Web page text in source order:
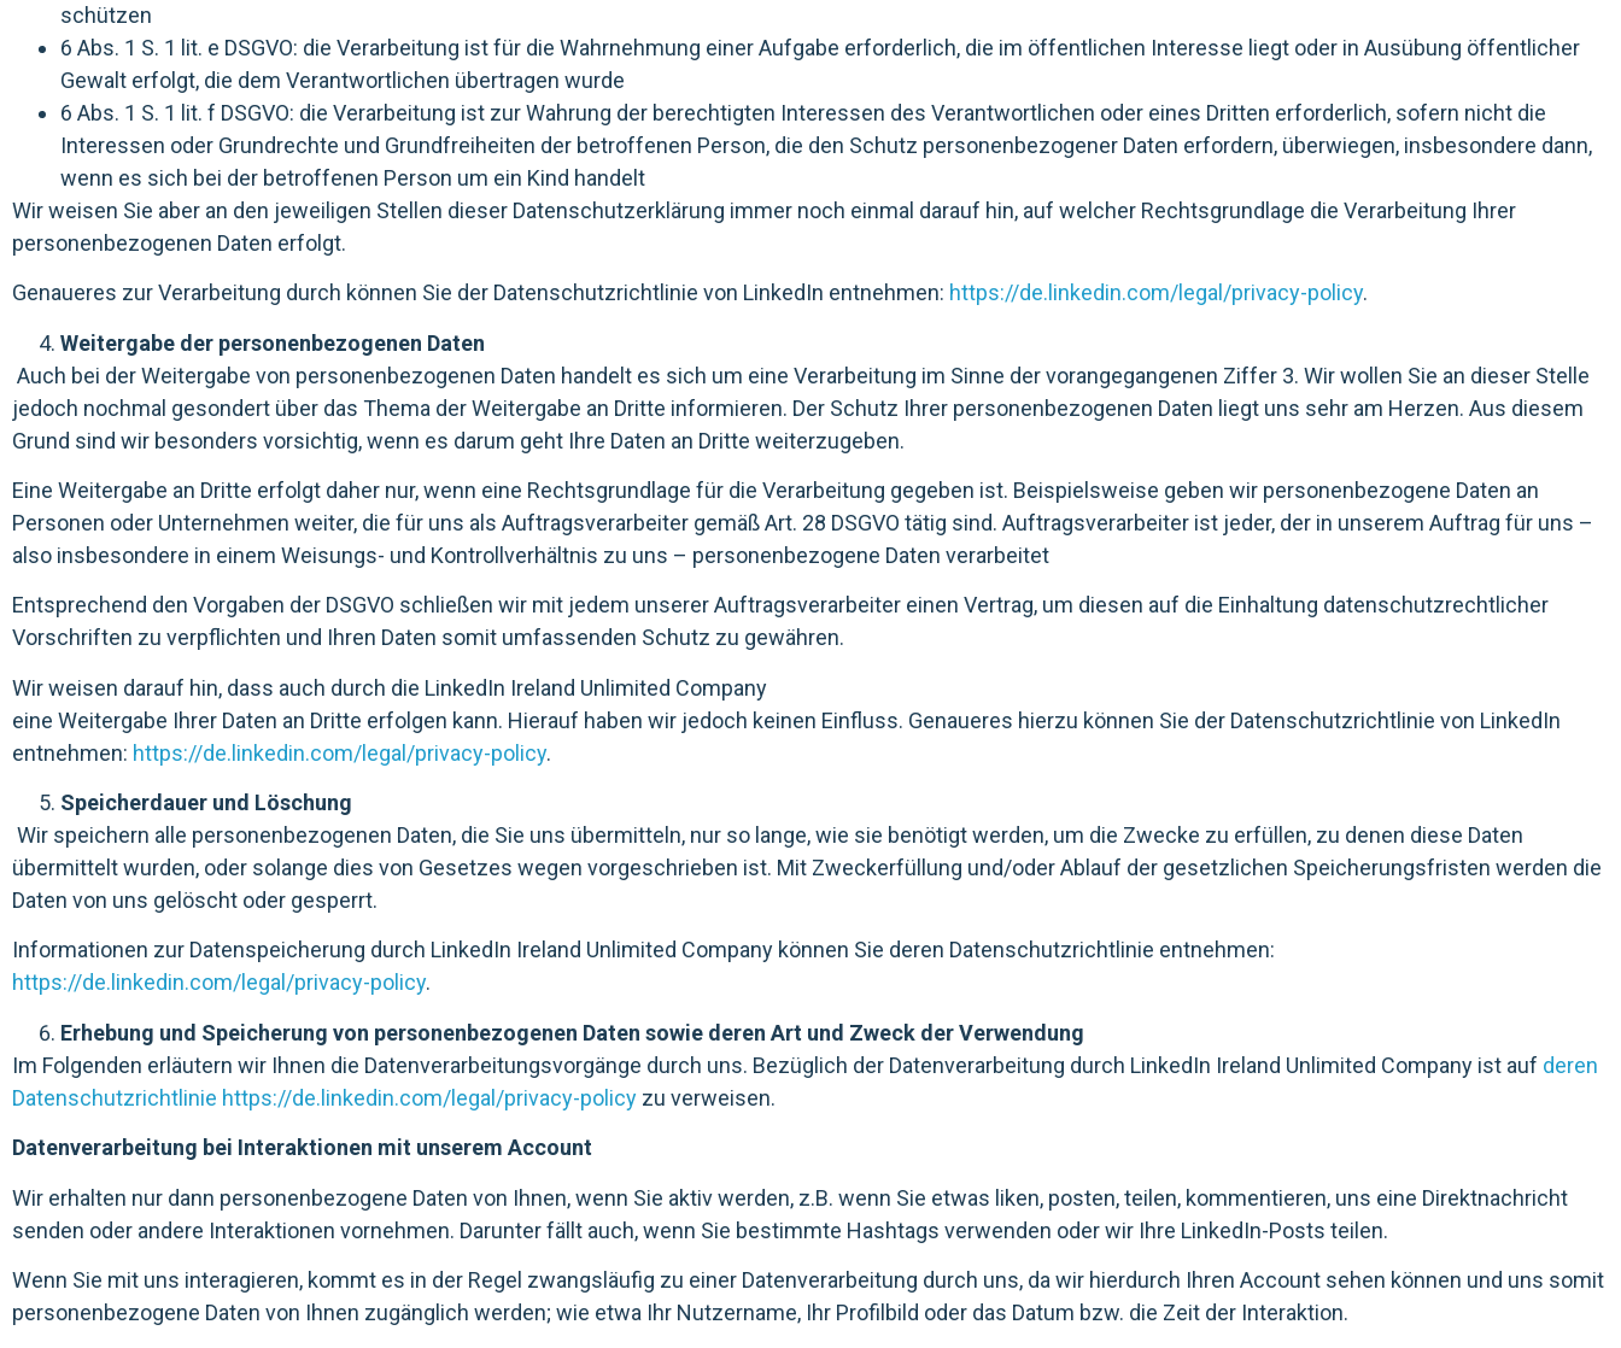
schützen
6 Abs. 1 S. 1 lit. e DSGVO: die Verarbeitung ist für die Wahrnehmung einer Aufgabe erforderlich, die im öffentlichen Interesse liegt oder in Ausübung öffentlicher
Gewalt erfolgt, die dem Verantwortlichen übertragen wurde
6 Abs. 1 S. 1 lit. f DSGVO: die Verarbeitung ist zur Wahrung der berechtigten Interessen des Verantwortlichen oder eines Dritten erforderlich, sofern nicht die
Interessen oder Grundrechte und Grundfreiheiten der betroffenen Person, die den Schutz personenbezogener Daten erfordern, überwiegen, insbesondere dann,
wenn es sich bei der betroffenen Person um ein Kind handelt
Wir weisen Sie aber an den jeweiligen Stellen dieser Datenschutzerklärung immer noch einmal darauf hin, auf welcher Rechtsgrundlage die Verarbeitung Ihrer
personenbezogenen Daten erfolgt.
Genaueres zur Verarbeitung durch können Sie der Datenschutzrichtlinie von LinkedIn entnehmen: https://de.linkedin.com/legal/privacy-policy.
Weitergabe der personenbezogenen Daten
Auch bei der Weitergabe von personenbezogenen Daten handelt es sich um eine Verarbeitung im Sinne der vorangegangenen Ziffer 3. Wir wollen Sie an dieser Stelle
jedoch nochmal gesondert über das Thema der Weitergabe an Dritte informieren. Der Schutz Ihrer personenbezogenen Daten liegt uns sehr am Herzen. Aus diesem
Grund sind wir besonders vorsichtig, wenn es darum geht Ihre Daten an Dritte weiterzugeben.
Eine Weitergabe an Dritte erfolgt daher nur, wenn eine Rechtsgrundlage für die Verarbeitung gegeben ist. Beispielsweise geben wir personenbezogene Daten an
Personen oder Unternehmen weiter, die für uns als Auftragsverarbeiter gemäß Art. 28 DSGVO tätig sind. Auftragsverarbeiter ist jeder, der in unserem Auftrag für uns –
also insbesondere in einem Weisungs- und Kontrollverhältnis zu uns – personenbezogene Daten verarbeitet
Entsprechend den Vorgaben der DSGVO schließen wir mit jedem unserer Auftragsverarbeiter einen Vertrag, um diesen auf die Einhaltung datenschutzrechtlicher
Vorschriften zu verpflichten und Ihren Daten somit umfassenden Schutz zu gewähren.
Wir weisen darauf hin, dass auch durch die LinkedIn Ireland Unlimited Company
eine Weitergabe Ihrer Daten an Dritte erfolgen kann. Hierauf haben wir jedoch keinen Einfluss. Genaueres hierzu können Sie der Datenschutzrichtlinie von LinkedIn
entnehmen: https://de.linkedin.com/legal/privacy-policy.
Speicherdauer und Löschung
Wir speichern alle personenbezogenen Daten, die Sie uns übermitteln, nur so lange, wie sie benötigt werden, um die Zwecke zu erfüllen, zu denen diese Daten
übermittelt wurden, oder solange dies von Gesetzes wegen vorgeschrieben ist. Mit Zweckerfüllung und/oder Ablauf der gesetzlichen Speicherungsfristen werden die
Daten von uns gelöscht oder gesperrt.
Informationen zur Datenspeicherung durch LinkedIn Ireland Unlimited Company können Sie deren Datenschutzrichtlinie entnehmen:
https://de.linkedin.com/legal/privacy-policy.
Erhebung und Speicherung von personenbezogenen Daten sowie deren Art und Zweck der Verwendung
Im Folgenden erläutern wir Ihnen die Datenverarbeitungsvorgänge durch uns. Bezüglich der Datenverarbeitung durch LinkedIn Ireland Unlimited Company ist auf deren
Datenschutzrichtlinie https://de.linkedin.com/legal/privacy-policy zu verweisen.
Datenverarbeitung bei Interaktionen mit unserem Account
Wir erhalten nur dann personenbezogene Daten von Ihnen, wenn Sie aktiv werden, z.B. wenn Sie etwas liken, posten, teilen, kommentieren, uns eine Direktnachricht
senden oder andere Interaktionen vornehmen. Darunter fällt auch, wenn Sie bestimmte Hashtags verwenden oder wir Ihre LinkedIn-Posts teilen.
Wenn Sie mit uns interagieren, kommt es in der Regel zwangsläufig zu einer Datenverarbeitung durch uns, da wir hierdurch Ihren Account sehen können und uns somit
personenbezogene Daten von Ihnen zugänglich werden; wie etwa Ihr Nutzername, Ihr Profilbild oder das Datum bzw. die Zeit der Interaktion.